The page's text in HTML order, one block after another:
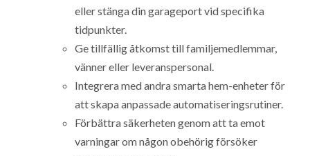
eller stänga din garageport vid specifika
tidpunkter.
Ge tillfällig åtkomst till familjemedlemmar,
vänner eller leveranspersonal.
Integrera med andra smarta hem-enheter för
att skapa anpassade automatiseringsrutiner.
Förbättra säkerheten genom att ta emot
varningar om någon obehörig försöker